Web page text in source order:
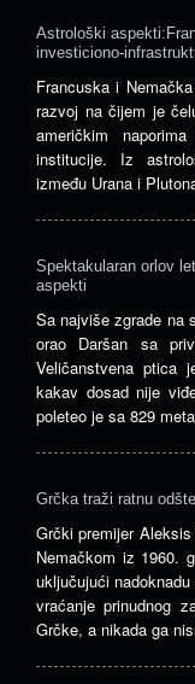
Astrološki
investiciono-
Francuska i
razvoj na čijem je
američkim
institucije. Iz
između Urana i
Spektakularan orlov
aspekti
Sa najviše zgrade na
orao Daršan sa
Veličanstvena ptica
kakav dosad nije
poleteo je sa 829
Grčka traži ratnu
Grčki premijer
Nemačkom iz 1960.
uključujući
vraćanje prinudnog
Grčke, a nikada ga